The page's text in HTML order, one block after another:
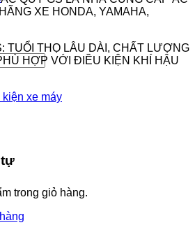
trong giỏ hàng.
XE HONDA, YAMAHA,
TUỔI THỌ LÂU DÀI, CHẤT LƯỢNG
HỢP VỚI ĐIỀU KIỆN KHÍ HẬU
kiện xe máy